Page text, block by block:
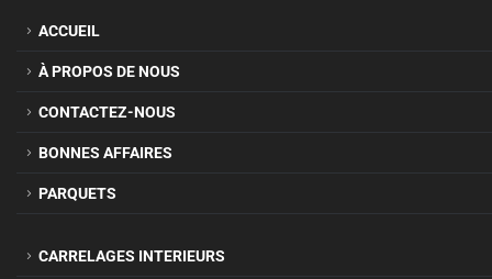
ACCUEIL
À PROPOS DE NOUS
CONTACTEZ-NOUS
BONNES AFFAIRES
PARQUETS
CARRELAGES INTERIEURS